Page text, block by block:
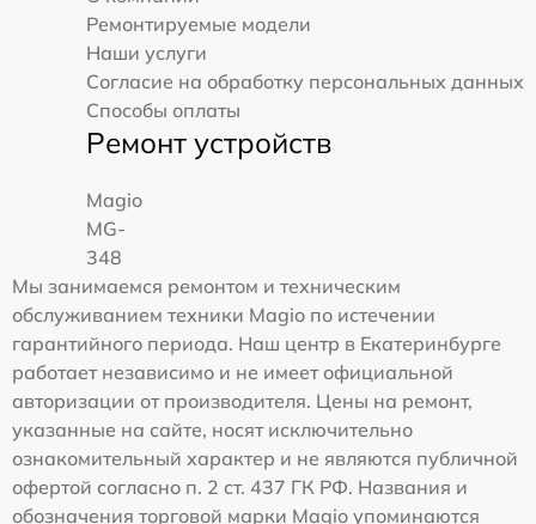
Ремонтируемые модели
Наши услуги
Согласие на обработку персональных данных
Способы оплаты
Ремонт устройств
Magio
MG-
348
Мы занимаемся ремонтом и техническим
обслуживанием техники Magio по истечении
гарантийного периода. Наш центр в Екатеринбурге
работает независимо и не имеет официальной
авторизации от производителя. Цены на ремонт,
указанные на сайте, носят исключительно
ознакомительный характер и не являются публичной
офертой согласно п. 2 ст. 437 ГК РФ. Названия и
обозначения торговой марки Magio упоминаются